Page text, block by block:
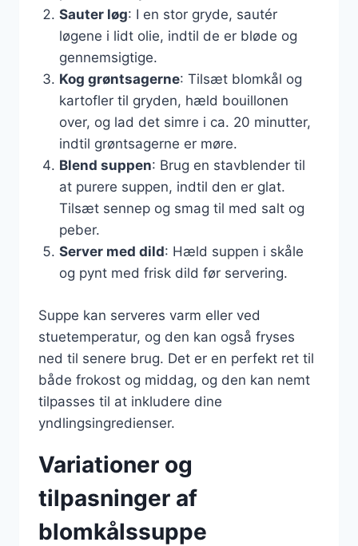
Sauter løg: I en stor gryde, sautér
løgene i lidt olie, indtil de er bløde og
gennemsigtige.
Kog grøntsagerne: Tilsæt blomkål og
kartofler til gryden, hæld bouillonen
over, og lad det simre i ca. 20 minutter,
indtil grøntsagerne er møre.
Blend suppen: Brug en stavblender til
at purere suppen, indtil den er glat.
Tilsæt sennep og smag til med salt og
peber.
Server med dild: Hæld suppen i skåle
og pynt med frisk dild før servering.
Suppe kan serveres varm eller ved
stuetemperatur, og den kan også fryses
ned til senere brug. Det er en perfekt ret til
både frokost og middag, og den kan nemt
tilpasses til at inkludere dine
yndlingsingredienser.
Variationer og
tilpasninger af
blomkålssuppe